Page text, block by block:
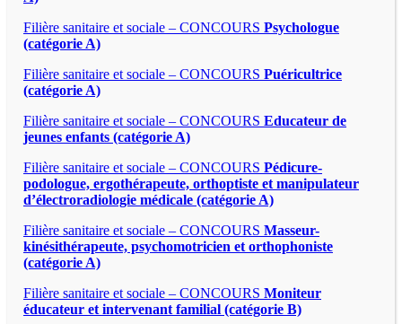
Filière sanitaire et sociale – CONCOURS Psychologue
(catégorie A)
Filière sanitaire et sociale – CONCOURS Puéricultrice
(catégorie A)
Filière sanitaire et sociale – CONCOURS Educateur de
jeunes enfants (catégorie A)
Filière sanitaire et sociale – CONCOURS Pédicure-
podologue, ergothérapeute, orthoptiste et manipulateur
d’électroradiologie médicale (catégorie A)
Filière sanitaire et sociale – CONCOURS Masseur-
kinésithérapeute, psychomotricien et orthophoniste
(catégorie A)
Filière sanitaire et sociale – CONCOURS Moniteur
éducateur et intervenant familial (catégorie B)